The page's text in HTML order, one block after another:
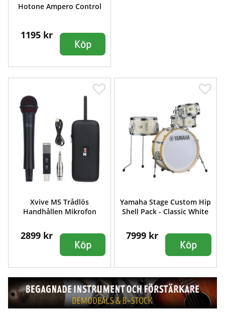
Hotone Ampero Control
1195 kr
Köp
Xvive M5 Trådlös
Handhållen Mikrofon
2899 kr
Köp
Yamaha Stage Custom Hip
Shell Pack - Classic White
7999 kr
Köp